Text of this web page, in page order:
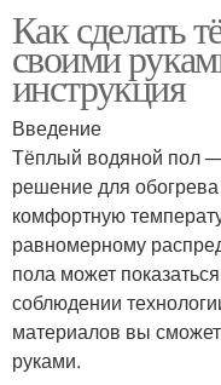
Как сделать
своими
инструкция
Введение
Тёплый водяной пол
решение для
комфортную
равномерному
пола может
соблюдении
материалов вы
руками.